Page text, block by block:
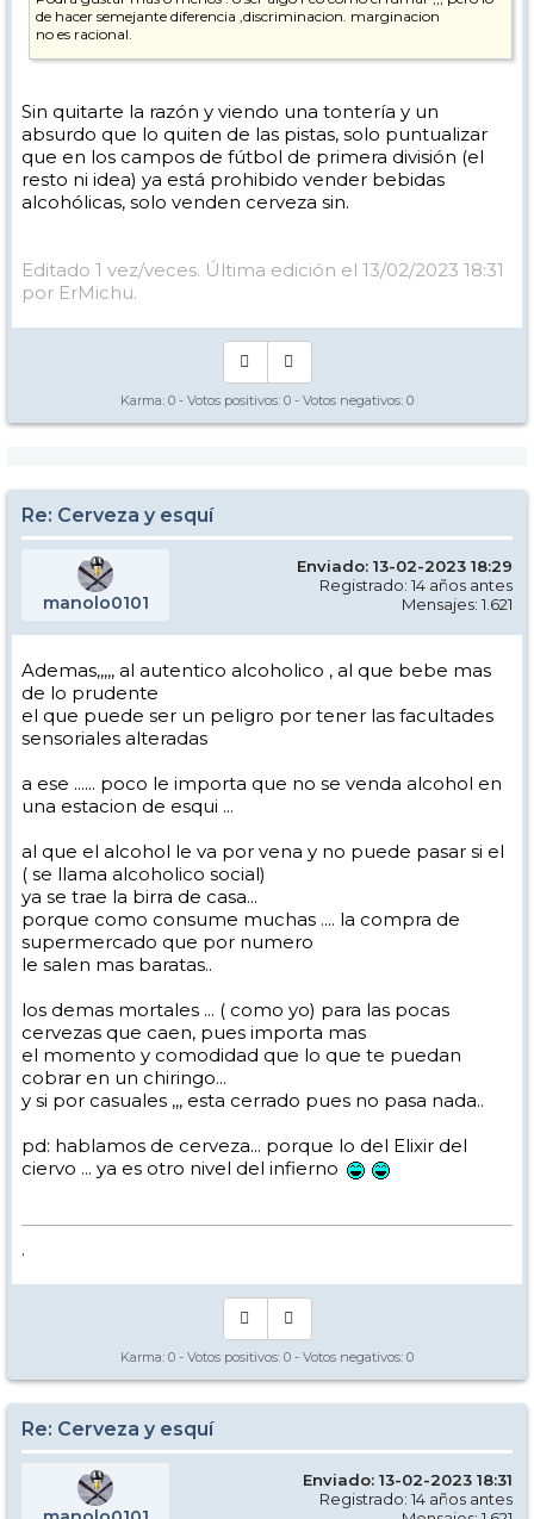
de hacer semejante diferencia ,discriminacion. marginacion
no es racional.
Ademas ,,,, yo aun no he visto lateros con latas cervezas a 1 euro por
medio de pistas,,, y eso que estas si que
estaran frias seguro...
Sin quitarte la razón y viendo una tontería y un
absurdo que lo quiten de las pistas, solo puntualizar
que en los campos de fútbol de primera división (el
resto ni idea) ya está prohibido vender bebidas
alcohólicas, solo venden cerveza sin.
Editado 1 vez/veces. Última edición el 13/02/2023 18:31
por ErMichu.
Karma: 0 - Votos positivos: 0 - Votos negativos: 0
Re: Cerveza y esquí
manolo0101
Enviado: 13-02-2023 18:29
Registrado: 14 años antes
Mensajes: 1.621
Ademas,,,,, al autentico alcoholico , al que bebe mas
de lo prudente
el que puede ser un peligro por tener las facultades
sensoriales alteradas
a ese ...... poco le importa que no se venda alcohol en
una estacion de esqui ...
al que el alcohol le va por vena y no puede pasar si el
( se llama alcoholico social)
ya se trae la birra de casa...
porque como consume muchas .... la compra de
supermercado que por numero
le salen mas baratas..
los demas mortales ... ( como yo) para las pocas
cervezas que caen, pues importa mas
el momento y comodidad que lo que te puedan
cobrar en un chiringo...
y si por casuales ,,, esta cerrado pues no pasa nada..
pd: hablamos de cerveza... porque lo del Elixir del
ciervo ... ya es otro nivel del infierno
.
Karma: 0 - Votos positivos: 0 - Votos negativos: 0
Re: Cerveza y esquí
Enviado: 13-02-2023 18:31
Registrado: 14 años antes